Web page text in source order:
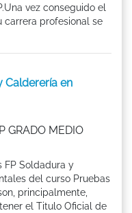
vez conseguido el
carrera profesional se
Calderería en
GRADO MEDIO
FP Soldadura y
del curso Pruebas
principalmente,
el Titulo Oficial de